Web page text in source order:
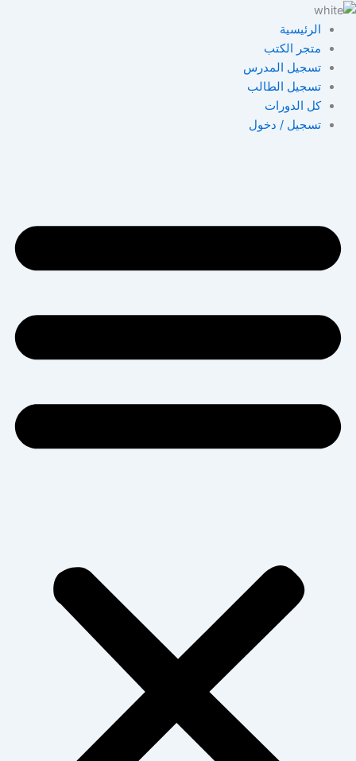
تخطي
المحتوى
الرئيسية
متجر الكتب
تسجيل المدرس
تسجيل الطالب
كل الدورات
تسجيل / دخول